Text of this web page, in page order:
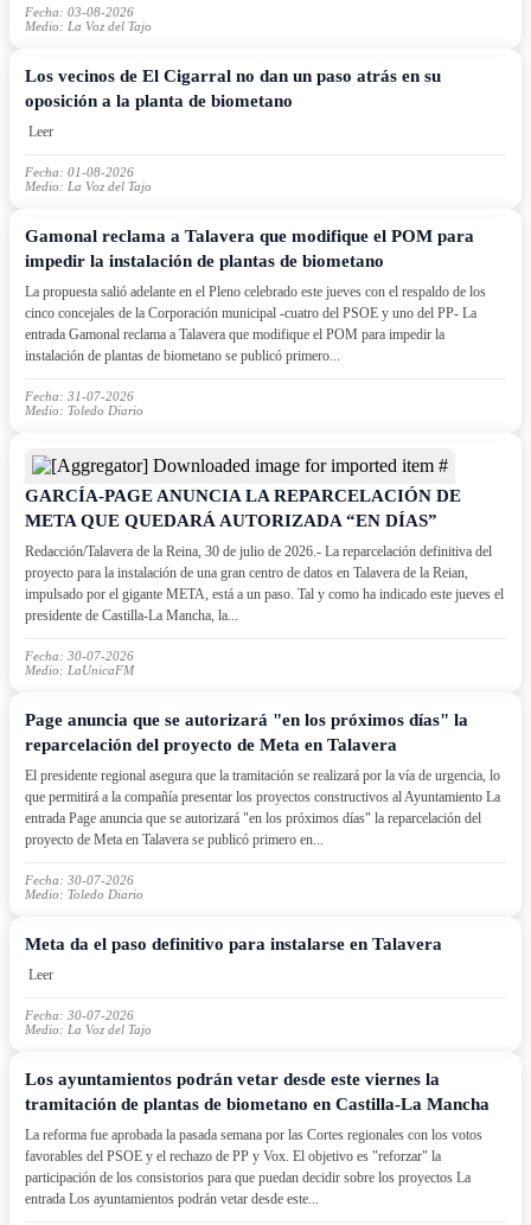
Fecha: 03-08-2026
Medio: La Voz del Tajo
Los vecinos de El Cigarral no dan un paso atrás en su
oposición a la planta de biometano
Leer
Fecha: 01-08-2026
Medio: La Voz del Tajo
Gamonal reclama a Talavera que modifique el POM para
impedir la instalación de plantas de biometano
La propuesta salió adelante en el Pleno celebrado este jueves con el respaldo de los
cinco concejales de la Corporación municipal -cuatro del PSOE y uno del PP- La
entrada Gamonal reclama a Talavera que modifique el POM para impedir la
instalación de plantas de biometano se publicó primero...
Fecha: 31-07-2026
Medio: Toledo Diario
GARCÍA-PAGE ANUNCIA LA REPARCELACIÓN DE
META QUE QUEDARÁ AUTORIZADA “EN DÍAS”
Redacción/Talavera de la Reina, 30 de julio de 2026.- La reparcelación definitiva del
proyecto para la instalación de una gran centro de datos en Talavera de la Reian,
impulsado por el gigante META, está a un paso. Tal y como ha indicado este jueves el
presidente de Castilla-La Mancha, la...
Fecha: 30-07-2026
Medio: LaUnicaFM
Page anuncia que se autorizará "en los próximos días" la
reparcelación del proyecto de Meta en Talavera
El presidente regional asegura que la tramitación se realizará por la vía de urgencia, lo
que permitirá a la compañía presentar los proyectos constructivos al Ayuntamiento La
entrada Page anuncia que se autorizará "en los próximos días" la reparcelación del
proyecto de Meta en Talavera se publicó primero en...
Fecha: 30-07-2026
Medio: Toledo Diario
Meta da el paso definitivo para instalarse en Talavera
Leer
Fecha: 30-07-2026
Medio: La Voz del Tajo
Los ayuntamientos podrán vetar desde este viernes la
tramitación de plantas de biometano en Castilla-La Mancha
La reforma fue aprobada la pasada semana por las Cortes regionales con los votos
favorables del PSOE y el rechazo de PP y Vox. El objetivo es "reforzar" la
participación de los consistorios para que puedan decidir sobre los proyectos La
entrada Los ayuntamientos podrán vetar desde este...